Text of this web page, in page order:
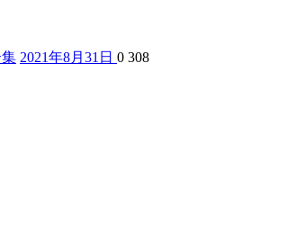
集 2021年8月31日 0 308